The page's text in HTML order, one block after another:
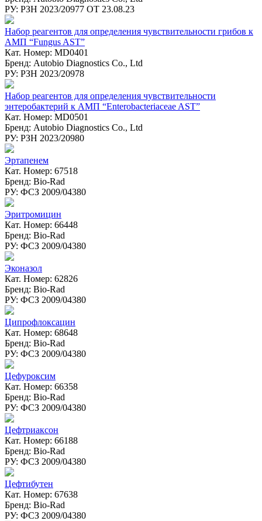
РУ: РЗН 2023/20977 ОТ 23.08.23
Набор реагентов для определения чувствительности грибов к
АМП “Fungus AST”
Кат. Номер: MD0401
Бренд: Autobio Diagnostics Co., Ltd
РУ: РЗН 2023/20978
Набор реагентов для определения чувствительности
энтеробактерий к АМП “Enterobacteriaceae AST”
Кат. Номер: MD0501
Бренд: Autobio Diagnostics Co., Ltd
РУ: РЗН 2023/20980
Эртапенем
Кат. Номер: 67518
Бренд: Bio-Rad
РУ: ФСЗ 2009/04380
Эритромицин
Кат. Номер: 66448
Бренд: Bio-Rad
РУ: ФСЗ 2009/04380
Эконазол
Кат. Номер: 62826
Бренд: Bio-Rad
РУ: ФСЗ 2009/04380
Ципрофлоксацин
Кат. Номер: 68648
Бренд: Bio-Rad
РУ: ФСЗ 2009/04380
Цефуроксим
Кат. Номер: 66358
Бренд: Bio-Rad
РУ: ФСЗ 2009/04380
Цефтриаксон
Кат. Номер: 66188
Бренд: Bio-Rad
РУ: ФСЗ 2009/04380
Цефтибутен
Кат. Номер: 67638
Бренд: Bio-Rad
РУ: ФСЗ 2009/04380